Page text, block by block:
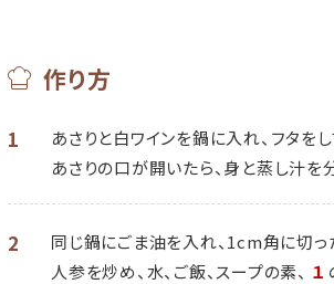
作り方
1
あさりと白ワインを鍋に入れ、フタを
あさりの口が開いたら、身と蒸し汁を
2
同じ鍋にごま油を入れ、1cm角に切
人参を炒め、水、ご飯、スープの素、 １